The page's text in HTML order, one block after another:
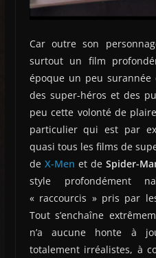
Car outre son
surtout un film
époque un peu surannée
des super-héros et des
peu cette volonté de
particulier qui est par
quasi tous les films de
de X-Men et deSpider-
style profondément
« raccourcis » pris par
Tout s’enchaîne
n’a aucune honte à
totalement irréalistes, à